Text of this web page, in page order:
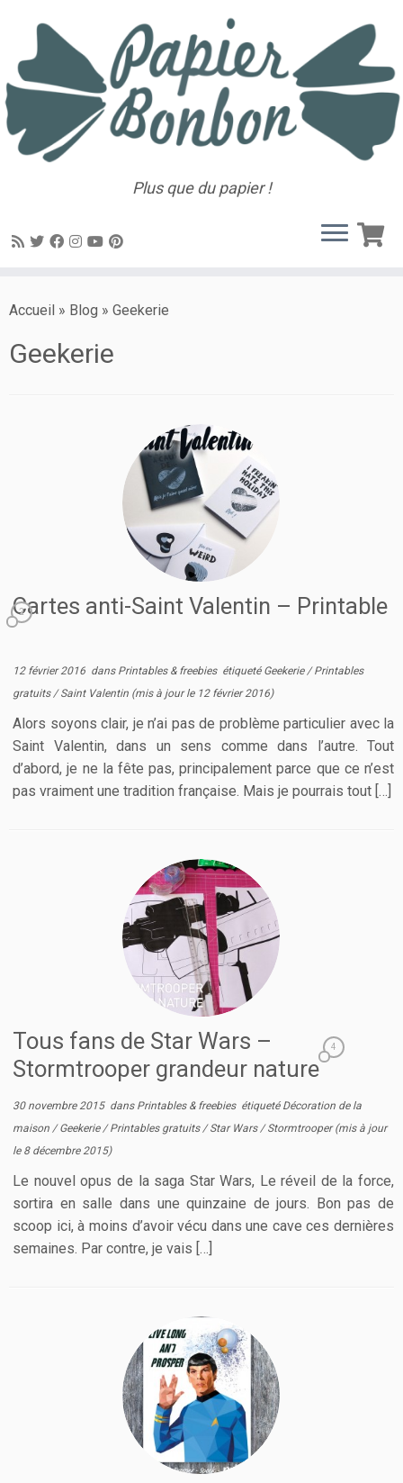
Plus que du papier !
Accueil » Blog » Geekerie
Geekerie
Cartes anti-Saint Valentin – Printable
2
12 février 2016 dans Printables & freebies étiqueté Geekerie /Printables
gratuits /Saint Valentin (mis à jour le 12 février 2016)
Alors soyons clair, je n’ai pas de problème particulier avec la
Saint Valentin, dans un sens comme dans l’autre. Tout
d’abord, je ne la fête pas, principalement parce que ce n’est
pas vraiment une tradition française. Mais je pourrais tout […]
Tous fans de Star Wars –
Stormtrooper grandeur nature
4
30 novembre 2015dans Printables & freebies étiqueté Décoration de la
maison /Geekerie /Printables gratuits /Star Wars /Stormtrooper(mis à jour
le 8 décembre 2015)
Le nouvel opus de la saga Star Wars, Le réveil de la force,
sortira en salle dans une quinzaine de jours. Bon pas de
scoop ici, à moins d’avoir vécu dans une cave ces dernières
semaines. Par contre, je vais […]